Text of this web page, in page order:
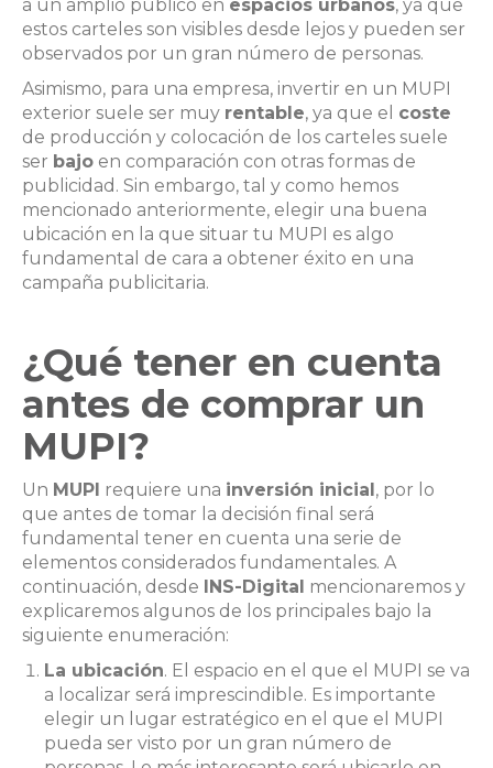
a un amplio público en espacios urbanos, ya que
estos carteles son visibles desde lejos y pueden ser
observados por un gran número de personas.
Asimismo, para una empresa, invertir en un MUPI
exterior suele ser muy rentable, ya que el coste
de producción y colocación de los carteles suele
ser bajo en comparación con otras formas de
publicidad. Sin embargo, tal y como hemos
mencionado anteriormente, elegir una buena
ubicación en la que situar tu MUPI es algo
fundamental de cara a obtener éxito en una
campaña publicitaria.
¿Qué tener en cuenta
antes de comprar un
MUPI?
Un MUPI requiere una inversión inicial, por lo
que antes de tomar la decisión final será
fundamental tener en cuenta una serie de
elementos considerados fundamentales. A
continuación, desde INS-Digital mencionaremos y
explicaremos algunos de los principales bajo la
siguiente enumeración:
La ubicación. El espacio en el que el MUPI se va
a localizar será imprescindible. Es importante
elegir un lugar estratégico en el que el MUPI
pueda ser visto por un gran número de